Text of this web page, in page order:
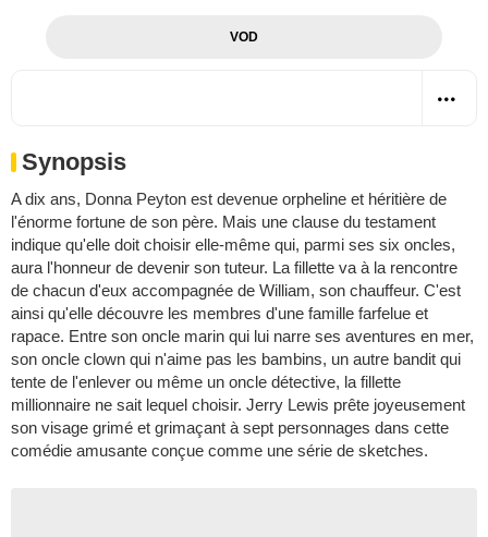
VOD
Synopsis
A dix ans, Donna Peyton est devenue orpheline et héritière de
l'énorme fortune de son père. Mais une clause du testament
indique qu'elle doit choisir elle-même qui, parmi ses six oncles,
aura l'honneur de devenir son tuteur. La fillette va à la rencontre
de chacun d'eux accompagnée de William, son chauffeur. C'est
ainsi qu'elle découvre les membres d'une famille farfelue et
rapace. Entre son oncle marin qui lui narre ses aventures en mer,
son oncle clown qui n'aime pas les bambins, un autre bandit qui
tente de l'enlever ou même un oncle détective, la fillette
millionnaire ne sait lequel choisir. Jerry Lewis prête joyeusement
son visage grimé et grimaçant à sept personnages dans cette
comédie amusante conçue comme une série de sketches.